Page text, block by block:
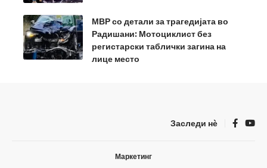
МВР со детали за трагедијата во
Радишани: Мотоциклист без
регистарски таблички загина на
лице место
Заследи нѐ
Маркетинг